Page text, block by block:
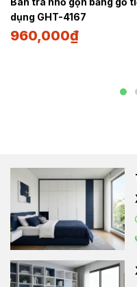
dụng GHT-4167
960,000₫